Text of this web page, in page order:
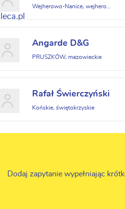
Angarde D&G
PRUSZKÓW, mazowieckie
Rafał Świerczyński
Końskie, świętokrzyskie
Dodaj zapytanie wypełniając